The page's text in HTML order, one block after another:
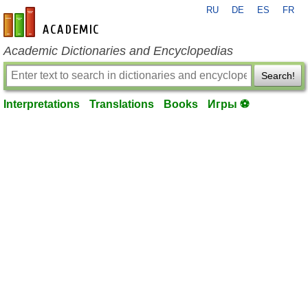
en-academic.com
RU DE ES FR
Academic Dictionaries and Encyclopedias
Search!
Interpretations Translations Books Игры ⚽